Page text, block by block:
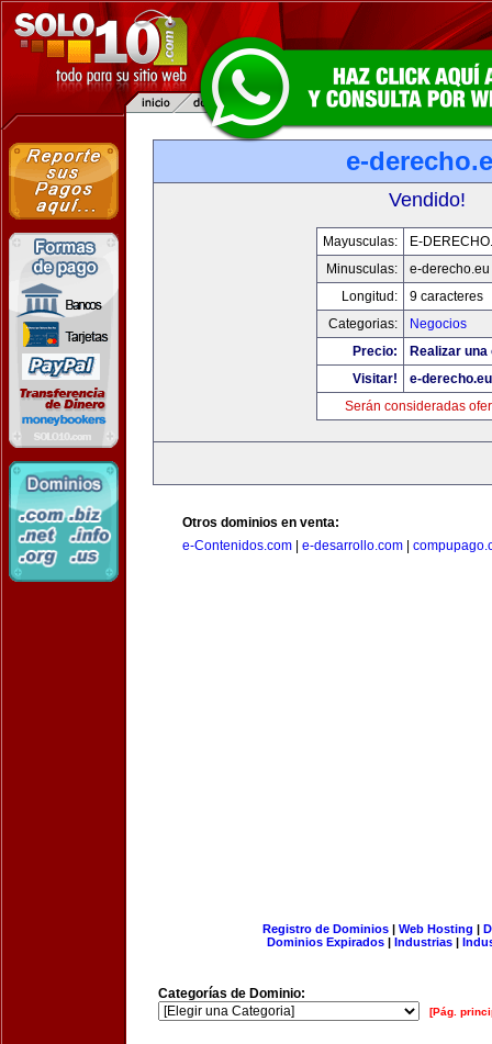
e-
Vendido!
Mayusculas:
E-
Minusculas:
e-derecho.eu
Longitud:
9 caracteres
Categorias:
Negocios
Precio:
Realizar
Visitar!
e-derecho.eu
Serán consideradas
Otros dominios en venta:
e-Contenidos.com
e-desarrollo.com
Registro de Dominios| Web Hosting |
Dominios Expirados | Industrias |
Categorías de Dominio:
[Pág.